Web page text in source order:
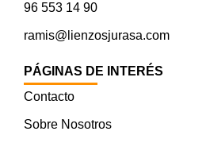
96 553 14 90
ramis@lienzosjurasa.com
PÁGINAS DE INTERÉS
Contacto
Sobre Nosotros